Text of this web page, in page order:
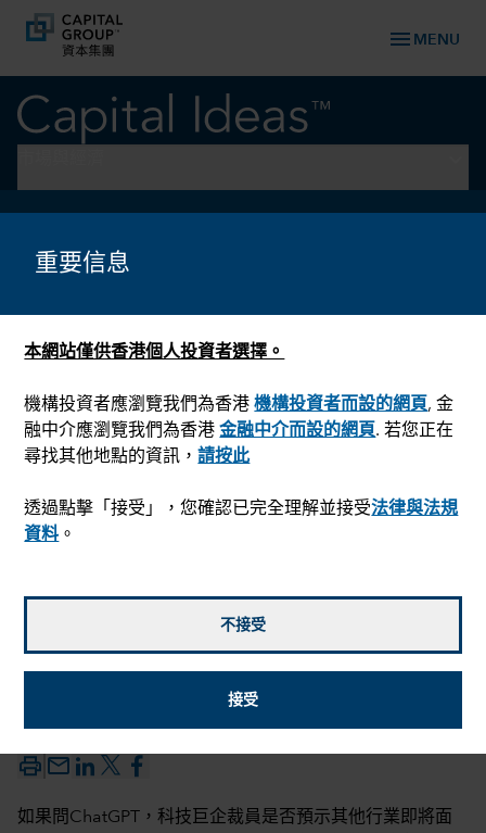
重要信息
本網站僅供香港個人投資者選擇。
機構投資者應瀏覽我們為香港機構投資者而設的網頁, 金
融中介應瀏覽我們為香港金融中介而設的網頁. 若您正在
尋找其他地點的資訊， 請按此
透過點擊「接受」，您確認已完全理解並接受法律與法規
資料 。
不接受
接受
menu MENU
為何人工智能改變你的工作性
Christopher D. Buchbinder,Jared Franz,Mark Casey,
Robert W. Lovelace
2026年5月22日
mail_outline
如果問ChatGPT，科技巨企裁員是否預示其他行業即將面